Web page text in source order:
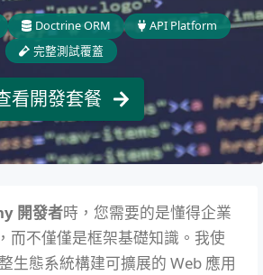
Doctrine ORM
API Platform
完整測試覆蓋
看開發套餐
開發者時，您需要的是懂得企業
而不僅僅是框架基礎知識。我使
生態系統構建可擴展的 Web 應用